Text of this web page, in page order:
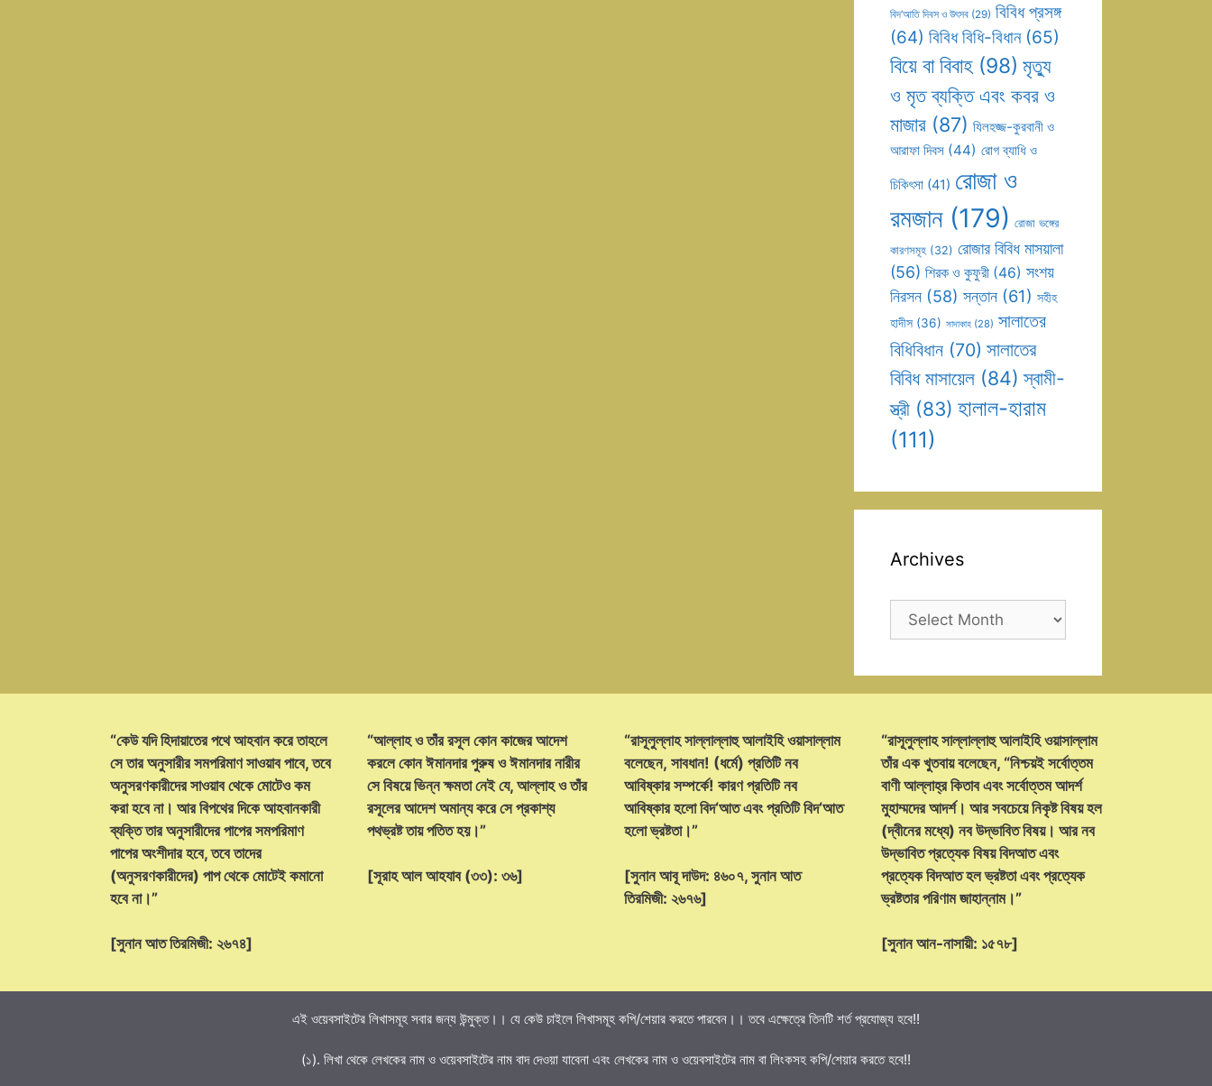
বিদ’আতি দিবস ও উৎসব (29) বিবিধ প্রসঙ্গ
(64) বিবিধ বিধি-বিধান(65)
বিয়ে বা বিবাহ (98) মৃত্যু
ও মৃত ব্যক্তি এবং কবর ও
মাজার (87) যিলহজ্জ-কুরবানী ও
আরাফা দিবস (44) রোগ ব্যাধি ও
চিকিৎসা (41) রোজা ও
রমজান(179) রোজা ভঙ্গের
কারণসমূহ (32) রোজার বিবিধ মাসয়ালা
(56) শিরক ও কুফুরী (46) সংশয়
নিরসন (58) সন্তান (61) সহীহ
হাদীস (36) সাদাকাহ (28) সালাতের
বিধিবিধান (70) সালাতের
বিবিধ মাসায়েল (84) স্বামী-
স্ত্রী (83) হালাল-হারাম
(111)
Archives
Archives
“কেউ যদি হিদায়াতের পথে আহবান করে তাহলে
সে তার অনুসারীর সমপরিমাণ সাওয়াব পাবে, তবে
অনুসরণকারীদের সাওয়াব থেকে মোটেও কম
করা হবে না। আর বিপথের দিকে আহবানকারী
ব্যক্তি তার অনুসারীদের পাপের সমপরিমাণ
পাপের অংশীদার হবে, তবে তাদের
(অনুসরণকারীদের) পাপ থেকে মোটেই কমানো
হবে না।”
[সুনান আত তিরমিজী: ২৬৭৪]
“আল্লাহ ও তাঁর রসূল কোন কাজের আদেশ
করলে কোন ঈমানদার পুরুষ ও ঈমানদার নারীর
সে বিষয়ে ভিন্ন ক্ষমতা নেই যে, আল্লাহ ও তাঁর
রসূলের আদেশ অমান্য করে সে প্রকাশ্য
পথভ্রষ্ট তায় পতিত হয়।”
[সূরাহ আল আহযাব (৩৩): ৩৬]
“রাসূলুল্লাহ সাল্লাল্লাহু আলাইহি ওয়াসাল্লাম
বলেছেন, সাবধান! (ধর্মে) প্রতিটি নব
আবিষ্কার সম্পর্কে! কারণ প্রতিটি নব
আবিষ্কার হলো বিদ‘আত এবং প্রতিটি বিদ‘আত
হলো ভ্রষ্টতা।”
[সুনান আবূ দাউদ: ৪৬০৭, সুনান আত
তিরমিজী: ২৬৭৬]
“রাসূলুল্লাহ সাল্লাল্লাহু আলাইহি ওয়াসাল্লাম
তাঁর এক খুতবায় বলেছেন, “নিশ্চয়ই সর্বোত্তম
বাণী আল্লাহ্‌র কিতাব এবং সর্বোত্তম আদর্শ
মুহাম্মদের আদর্শ। আর সবচেয়ে নিকৃষ্ট বিষয় হল
(দ্বীনের মধ্যে) নব উদ্ভাবিত বিষয়। আর নব
উদ্ভাবিত প্রত্যেক বিষয় বিদআত এবং
প্রত্যেক বিদআত হল ভ্রষ্টতা এবং প্রত্যেক
ভ্রষ্টতার পরিণাম জাহান্নাম।”
[সুনান আন-নাসায়ী: ১৫৭৮]
এই ওয়েবসাইটের লিখাসমূহ সবার জন্য উন্মুক্ত।। যে কেউ চাইলে লিখাসমূহ কপি/শেয়ার করতে পারবেন।। তবে এক্ষেত্রে তিনটি শর্ত প্রযোজ্য হবে!!
(১). লিখা থেকে লেখকের নাম ও ওয়েবসাইটের নাম বাদ দেওয়া যাবেনা এবং লেখকের নাম ও ওয়েবসাইটের নাম বা লিংকসহ কপি/শেয়ার করতে হবে!!